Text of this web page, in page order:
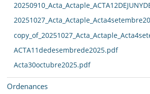
ACTA11dedesembrede2025.pdf
Acta30octubre2025.pdf
Ordenances